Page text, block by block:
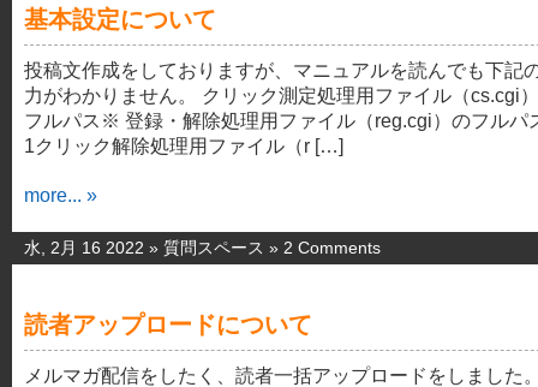
基本設定について
投稿文作成をしておりますが、マニュアルを読んでも下記
力がわかりません。 クリック測定処理用ファイル（cs.cgi
フルパス※ 登録・解除処理用ファイル（reg.cgi）のフル
1クリック解除処理用ファイル（r […]
more... »
水, 2月 16 2022 » 質問スペース » 2 Comments
読者アップロードについて
メルマガ配信をしたく、読者一括アップロードをしました